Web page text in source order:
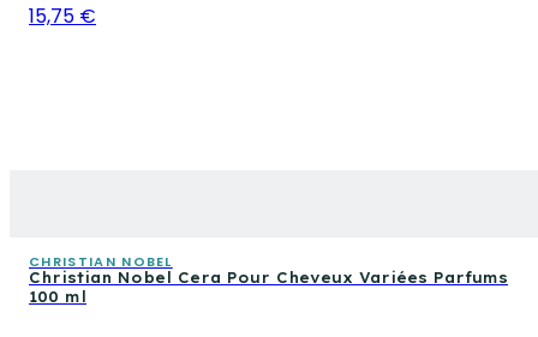
15,75 €
CHRISTIAN NOBEL
Christian Nobel Cera Pour Cheveux Variées Parfums
100 ml